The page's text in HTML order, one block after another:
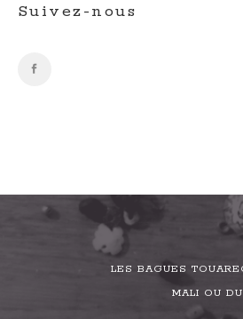
Suivez-nous
LES BAGUES
MALI OU